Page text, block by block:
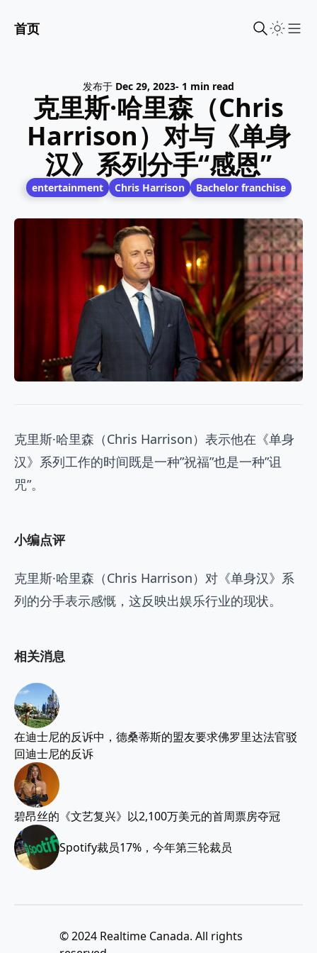
首页
发布于 Dec 29, 2023- 1 min read
克里斯·哈里森（Chris
Harrison）对与《单身
汉》系列分手“感恩”
entertainment Chris Harrison Bachelor franchise
克里斯·哈里森（Chris Harrison）表示他在《单身
汉》系列工作的时间既是一种”祝福”也是一种”诅
咒”。
小编点评
克里斯·哈里森（Chris Harrison）对《单身汉》系
列的分手表示感慨，这反映出娱乐行业的现状。
相关消息
在迪士尼的反诉中，德桑蒂斯的盟友要求佛罗里达法官驳
回迪士尼的反诉
碧昂丝的《文艺复兴》以2,100万美元的首周票房夺冠
Spotify裁员17%，今年第三轮裁员
© 2024 Realtime Canada. All rights